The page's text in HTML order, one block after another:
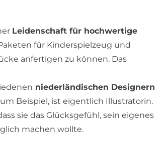
Leidenschaft für hochwertige
für Kinderspielzeug und
anfertigen zu können. Das
niederländischen Designern
Beispiel, ist eigentlich Illustratorin.
sie das Glücksgefühl, sein eigenes
machen wollte.